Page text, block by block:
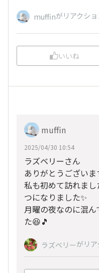
muffinがリアクショ
いいね
muffin
2025/04/30 10:54
ラズベリーさん
ありがとうございま
私も初めて訪れま
つになりました✨
月曜の夜なのに混
た😆🎵
ラズベリーがリ